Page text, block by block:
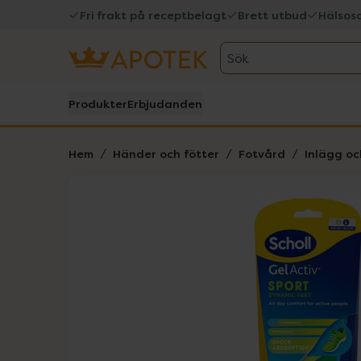
Fri frakt på receptbelagt Brett utbud
Sök
ProdukterErbjudanden
Hem Händer och fötter Fotvård Inlägg
Lista: . Innehåller 1 objekt.